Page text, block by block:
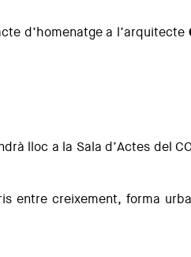
d’homenatge a l’arquitecte
lloc a la Sala d’Actes del
entre creixement, forma